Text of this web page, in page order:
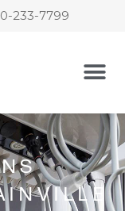
233-7799